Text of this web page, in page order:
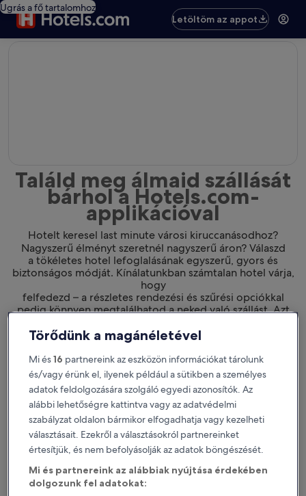
Ugrás a fő tartalomhoz
Letöltöm az appot
Találd meg álmaid szállását
bárhol a Hotels.com-
applikációval
Hotelt keresel last minute városi kiruccanásodhoz?
Nagyszerű élményt szeretnél nagyszerű áron? Válaszd
a tökéletes hotel lefoglalásának egyszerű, gyors és
biztonságos módját. Kínálatunkban számtalan hotel várja,
hogy
felfedezd – a részletes rendezési és szűrési opciókkal
pedig könnyen megtalálhatod a neked való szállást. Azt
tetszene a szállásod. Azt szeretnénk, hogy megtaláld a
tökéleteset.
Letölthető iOS-re és Androidra
Törődünk a magánéletével
Mi és16 partnereink az eszközön információkat tárolunk
és/vagy érünk el, ilyenek például a sütikben a személyes
adatok feldolgozására szolgáló egyedi azonosítók. Az
alábbi lehetőségre kattintva vagy az adatvédelmi
szabályzat oldalon bármikor elfogadhatja vagy kezelheti
választásait. Ezekről a választásokról partnereinket
értesítjük, és nem befolyásolják az adatok böngészését.
Mi és partnereink az alábbiak nyújtása érdekében
dolgozunk fel adatokat: